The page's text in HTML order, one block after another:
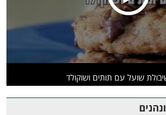
שועל עם תותים ושוקולד